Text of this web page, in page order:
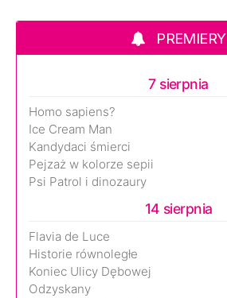
PREMIERY
7 sierpnia
Homo sapiens?
Ice Cream Man
Kandydaci śmierci
Pejzaż w kolorze sepii
Psi Patrol i dinozaury
14 sierpnia
Flavia de Luce
Historie równoległe
Koniec Ulicy Dębowej
Odzyskany